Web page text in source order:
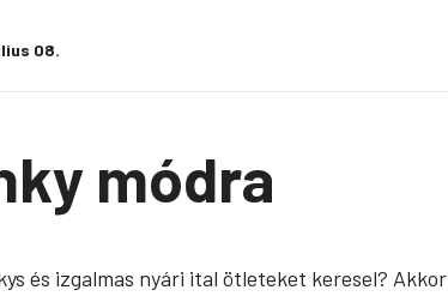
08.
módra
és izgalmas nyári ital ötleteket keresel?